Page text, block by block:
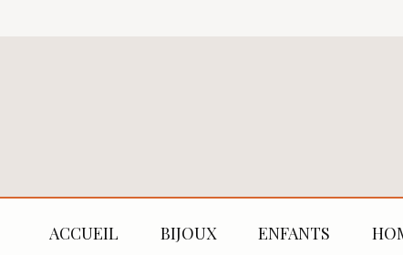
ACCUEIL BIJOUX ENFANTS